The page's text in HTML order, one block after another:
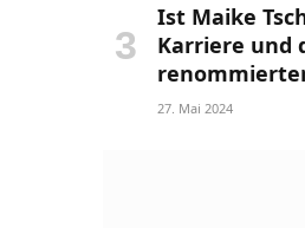
Ist Maike
Karriere und
27. Mai 2024